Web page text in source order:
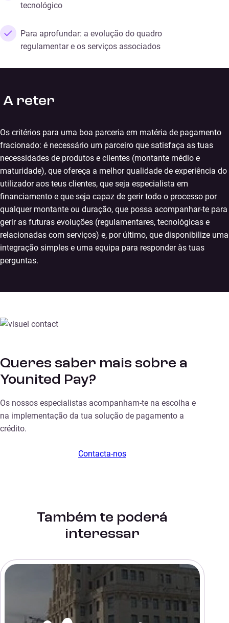
tecnológico
Para aprofundar: a evolução do quadro
regulamentar e os serviços associados
A reter
Os critérios para uma boa parceria em matéria de pagamento
fracionado: é necessário um parceiro que satisfaça as tuas
necessidades de produtos e clientes (montante médio e
maturidade), que ofereça a melhor qualidade de experiência do
utilizador aos teus clientes, que seja especialista em
financiamento e que seja capaz de gerir todo o processo por
qualquer montante ou duração, que possa acompanhar-te para
gerir as futuras evoluções (regulamentares, tecnológicas e
relacionadas com serviços) e, por último, que disponibilize uma
integração simples e uma equipa para responder às tuas
perguntas.
Queres saber mais sobre a
Younited Pay?
Os nossos especialistas acompanham-te na escolha e
na implementação da tua solução de pagamento a
crédito.
Contacta-nos
Também te poderá
interessar